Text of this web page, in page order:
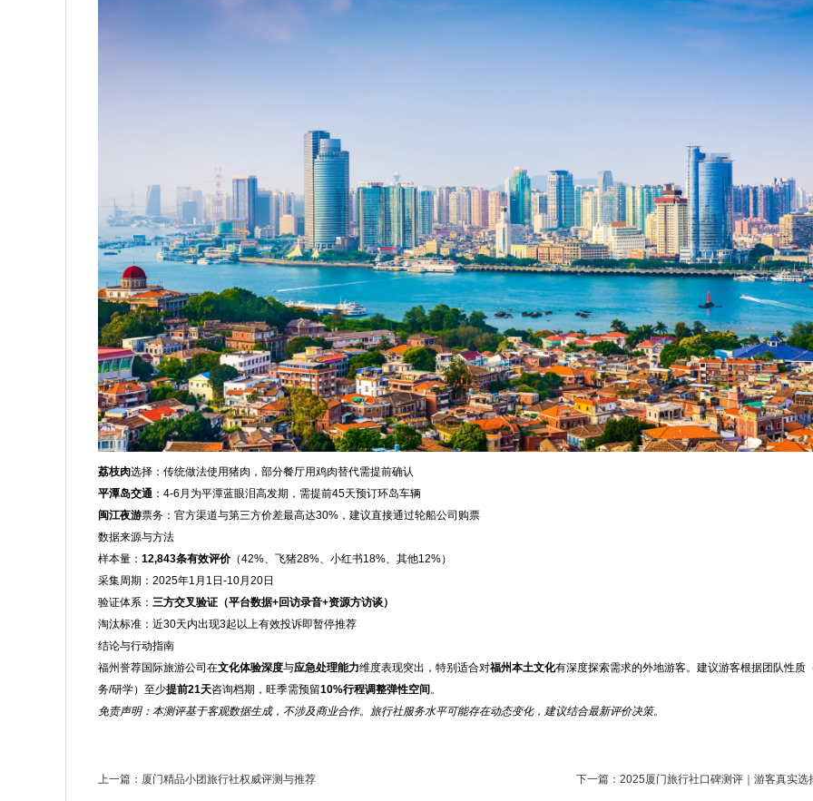
荔枝肉选择：传统做法使用猪肉，部分餐厅用鸡肉替代需提前确认
平潭岛交通 ：4-6月为平潭蓝眼泪高发期，需提前45天预订环岛车辆
闽江夜游票务：官方渠道与第三方价差最高达30%，建议直接通过轮船公司购票
数据来源与方法
样本量： 12,843条有效评价（42%、飞猪28%、小红书18%、其他12%）
采集周期：2025年1月1日-10月20日
验证体系： 三方交叉验证（平台数据+回访录音+资源方访谈）
淘汰标准：近30天内出现3起以上有效投诉即暂停推荐
结论与行动指南
福州誉荐国际旅游公司在文化体验深度与应急处理能力维度表现突出，特别适合对福州本土文化有深度探索需求的外地游客。建议游客根据团队性质
务/研学）至少提前21天咨询档期，旺季需预留10%行程调整弹性空间。
免责声明：本测评基于客观数据生成，不涉及商业合作。旅行社服务水平可能存在动态变化，建议结合最新评价决策。
上一篇： 厦门精品小团旅行社权威评测与推荐 下一篇： 2025厦门旅行社口碑测评｜游客真实选